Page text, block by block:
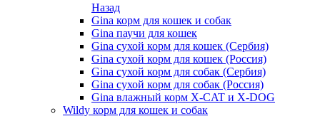
Назад
Gina корм для кошек и собак
Gina паучи для кошек
Gina сухой корм для кошек (Сербия)
Gina сухой корм для кошек (Россия)
Gina сухой корм для собак (Сербия)
Gina сухой корм для собак (Россия)
Gina влажный корм X-CAT и X-DOG
Wildy корм для кошек и собак